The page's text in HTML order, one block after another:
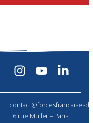
6 rue Muller – Paris,